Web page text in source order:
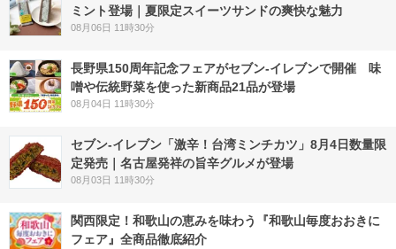
ミント登場｜夏限定スイーツサンドの爽快な魅力
08月06日 11時30分
長野県150周年記念フェアがセブン-イレブンで開催 味
噌や伝統野菜を使った新商品21品が登場
08月04日 11時30分
セブン-イレブン「激辛！台湾ミンチカツ」8月4日数量限
定発売｜名古屋発祥の旨辛グルメが登場
08月03日 11時30分
関西限定！和歌山の恵みを味わう『和歌山毎度おおきに
フェア』全商品徹底紹介